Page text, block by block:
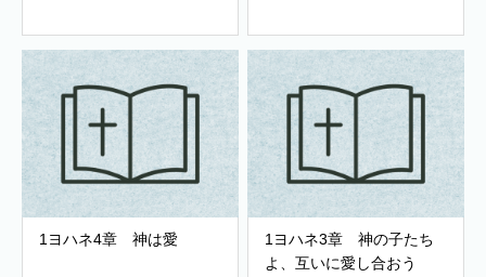
1ヨハネ4章 神は愛
1ヨハネ3章 神の子たち
よ、互いに愛し合おう